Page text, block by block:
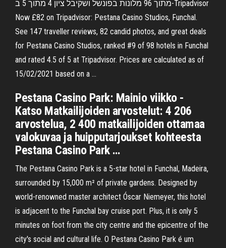
מתוך 96 מלונות בפונשל ושקיבל ציון 4 מתוך 5 ב-Tripadvisor
Now £82 on Tripadvisor: Pestana Casino Studios, Funchal.
See 147 traveller reviews, 82 candid photos, and great deals
for Pestana Casino Studios, ranked #9 of 98 hotels in Funchal
and rated 4.5 of 5 at Tripadvisor. Prices are calculated as of
15/02/2021 based on a …
Pestana Casino Park: Mainio viikko -
Katso Matkailijoiden arvostelut: 4 206
arvostelua, 2 400 matkailijoiden ottamaa
valokuvaa ja huipputarjoukset kohteesta
Pestana Casino Park …
The Pestana Casino Park is a 5-star hotel in Funchal, Madeira,
surrounded by 15,000 m² of private gardens. Designed by
world-renowned master architect Óscar Niemeyer, this hotel
is adjacent to the Funchal bay cruise port. Plus, it is only 5
minutes on foot from the city centre and the epicentre of the
city's social and cultural life. O Pestana Casino Park é um